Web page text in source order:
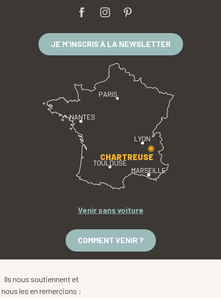
JE M'INSCRIS À LA NEWSLETTER
PARIS
LYON
TOULOUSE
MARSEILLE
NANTES
CHARTREUSE
Venir sans voiture
COMMENT VENIR ?
Ils nous soutiennent et
nous les en remercions :